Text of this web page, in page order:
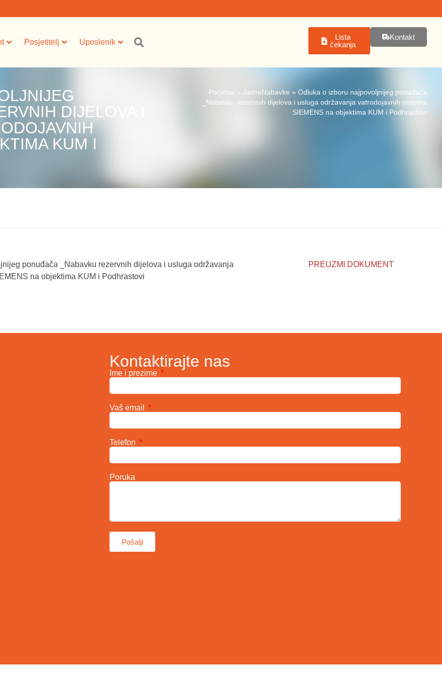
Posjetitelj Uposlenik
Lista
čekanja
Kontakt
DIJELOVA I
KUM I
Početna » JavneNabavke » Odluka o izboru najpovoljnijeg ponuđača
_Nabavku rezervnih dijelova i usluga održavanja vatrodojavnih sistema
SIEMENS na objektima KUM i Podhrastovi
ponuđača _Nabavku rezervnih dijelova i usluga održavanja
na objektima KUM i Podhrastovi
PREUZMI DOKUMENT
Kontaktirajte nas
Ime i prezime
Vaš email
Telefon
Poruka
Pošalji